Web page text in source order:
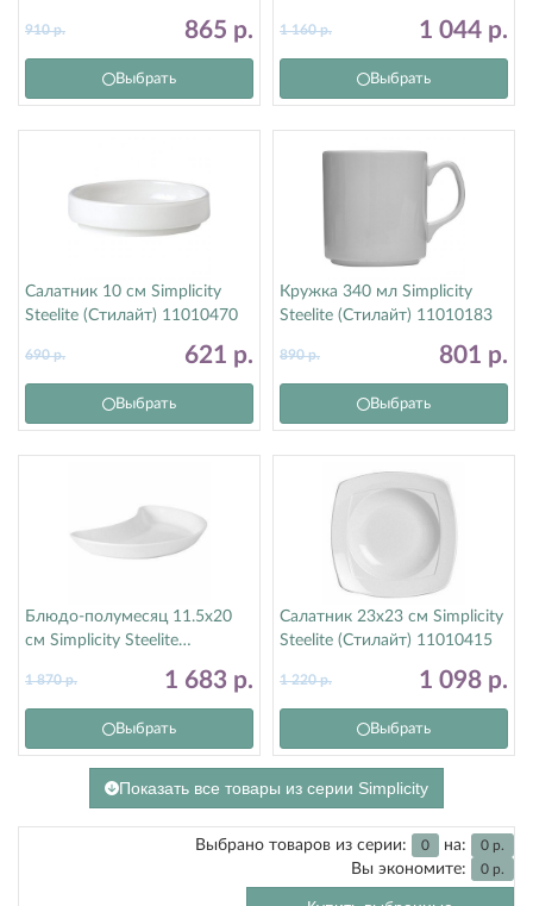
865 р.
910р.
Выбрать
1 044 р.
1 160р.
Выбрать
Салатник 10 см Simplicity
Steelite (Стилайт) 11010470
621 р.
690р.
Выбрать
Кружка 340 мл Simplicity
Steelite (Стилайт) 11010183
801 р.
890р.
Выбрать
Блюдо-полумесяц 11.5х20
см Simplicity Steelite
1 683 р.
1 870р.
Выбрать
Салатник 23х23 см Simplicity
Steelite (Стилайт) 11010415
1 098 р.
1 220р.
Выбрать
Показать все товары из серии Simplicity
Выбрано товаров из серии: 0 на: 0 р.
Вы экономите: 0 р.